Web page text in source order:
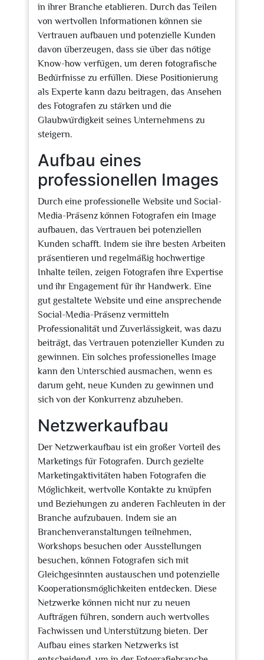
in ihrer Branche etablieren. Durch das Teilen
von wertvollen Informationen können sie
Vertrauen aufbauen und potenzielle Kunden
davon überzeugen, dass sie über das nötige
Know-how verfügen, um deren fotografische
Bedürfnisse zu erfüllen. Diese Positionierung
als Experte kann dazu beitragen, das Ansehen
des Fotografen zu stärken und die
Glaubwürdigkeit seines Unternehmens zu
steigern.
Aufbau eines
professionellen Images
Durch eine professionelle Website und Social-
Media-Präsenz können Fotografen ein Image
aufbauen, das Vertrauen bei potenziellen
Kunden schafft. Indem sie ihre besten Arbeiten
präsentieren und regelmäßig hochwertige
Inhalte teilen, zeigen Fotografen ihre Expertise
und ihr Engagement für ihr Handwerk. Eine
gut gestaltete Website und eine ansprechende
Social-Media-Präsenz vermitteln
Professionalität und Zuverlässigkeit, was dazu
beiträgt, das Vertrauen potenzieller Kunden zu
gewinnen. Ein solches professionelles Image
kann den Unterschied ausmachen, wenn es
darum geht, neue Kunden zu gewinnen und
sich von der Konkurrenz abzuheben.
Netzwerkaufbau
Der Netzwerkaufbau ist ein großer Vorteil des
Marketings für Fotografen. Durch gezielte
Marketingaktivitäten haben Fotografen die
Möglichkeit, wertvolle Kontakte zu knüpfen
und Beziehungen zu anderen Fachleuten in der
Branche aufzubauen. Indem sie an
Branchenveranstaltungen teilnehmen,
Workshops besuchen oder Ausstellungen
besuchen, können Fotografen sich mit
Gleichgesinnten austauschen und potenzielle
Kooperationsmöglichkeiten entdecken. Diese
Netzwerke können nicht nur zu neuen
Aufträgen führen, sondern auch wertvolles
Fachwissen und Unterstützung bieten. Der
Aufbau eines starken Netzwerks ist